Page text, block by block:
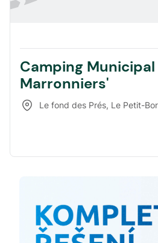
Camping Municipal
Marronniers'
Le fond des Prés, Le Petit-